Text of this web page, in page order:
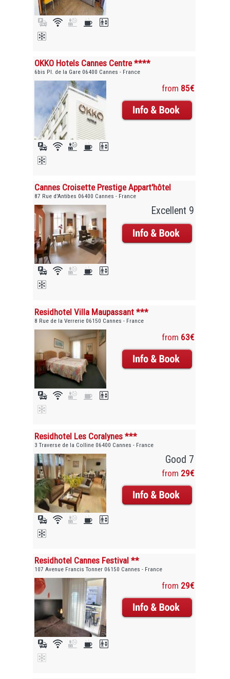
OKKO Hotels Cannes Centre ****
6bis Pl. de la Gare 06400 Cannes - France
from 85€
Cannes Croisette Prestige Appart'hôtel
87 Rue d'Antibes 06400 Cannes - France
Excellent 9
Residhotel Villa Maupassant ***
8 Rue de la Verrerie 06150 Cannes - France
from 63€
Residhotel Les Coralynes ***
3 Traverse de la Colline 06400 Cannes - France
Good 7
from 29€
Residhotel Cannes Festival **
107 Avenue Francis Tonner 06150 Cannes - France
from 29€